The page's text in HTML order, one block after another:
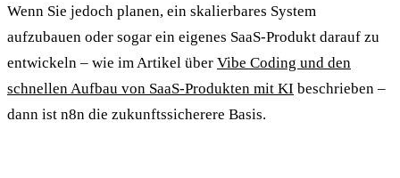
Wenn Sie jedoch planen, ein skalierbares System
aufzubauen oder sogar ein eigenes SaaS-Produkt darauf zu
entwickeln – wie im Artikel über Vibe Coding und den
schnellen Aufbau von SaaS-Produkten mit KI beschrieben –
dann ist n8n die zukunftssicherere Basis.